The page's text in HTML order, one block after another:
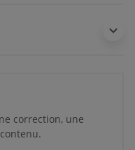
correction, une